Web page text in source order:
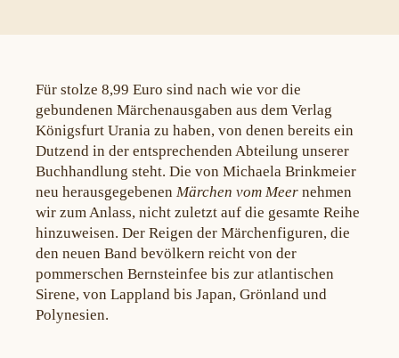
Für stolze 8,99 Euro sind nach wie vor die
gebundenen Märchenausgaben aus dem Verlag
Königsfurt Urania zu haben, von denen bereits ein
Dutzend in der entsprechenden Abteilung unserer
Buchhandlung steht. Die von Michaela Brinkmeier
neu herausgegebenen Märchen vom Meer nehmen
wir zum Anlass, nicht zuletzt auf die gesamte Reihe
hinzuweisen. Der Reigen der Märchenfiguren, die
den neuen Band bevölkern reicht von der
pommerschen Bernsteinfee bis zur atlantischen
Sirene, von Lappland bis Japan, Grönland und
Polynesien.